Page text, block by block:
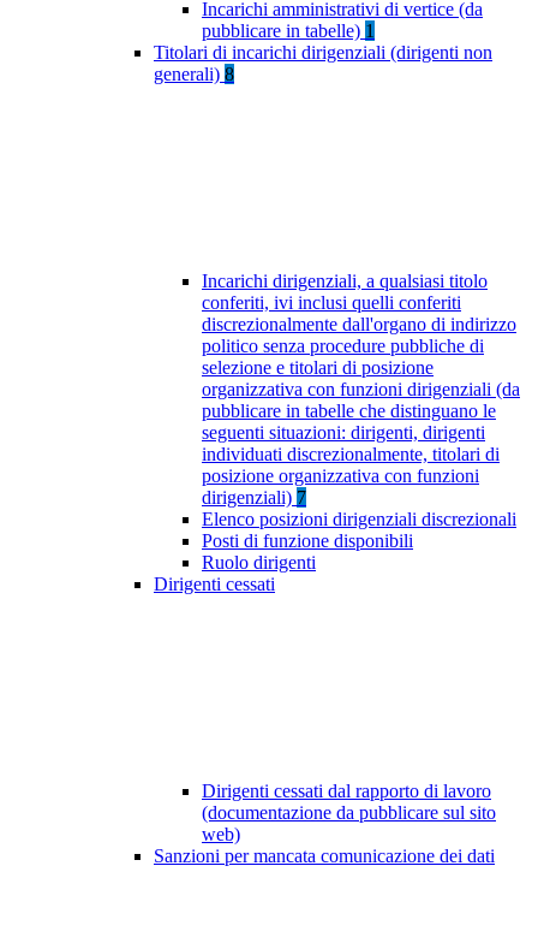
Incarichi amministrativi di vertice (da
pubblicare in tabelle) 1
Titolari di incarichi dirigenziali (dirigenti non
generali) 8
Incarichi dirigenziali, a qualsiasi titolo
conferiti, ivi inclusi quelli conferiti
discrezionalmente dall'organo di indirizzo
politico senza procedure pubbliche di
selezione e titolari di posizione
organizzativa con funzioni dirigenziali (da
pubblicare in tabelle che distinguano le
seguenti situazioni: dirigenti, dirigenti
individuati discrezionalmente, titolari di
posizione organizzativa con funzioni
dirigenziali) 7
Elenco posizioni dirigenziali discrezionali
Posti di funzione disponibili
Ruolo dirigenti
Dirigenti cessati
Dirigenti cessati dal rapporto di lavoro
(documentazione da pubblicare sul sito
web)
Sanzioni per mancata comunicazione dei dati